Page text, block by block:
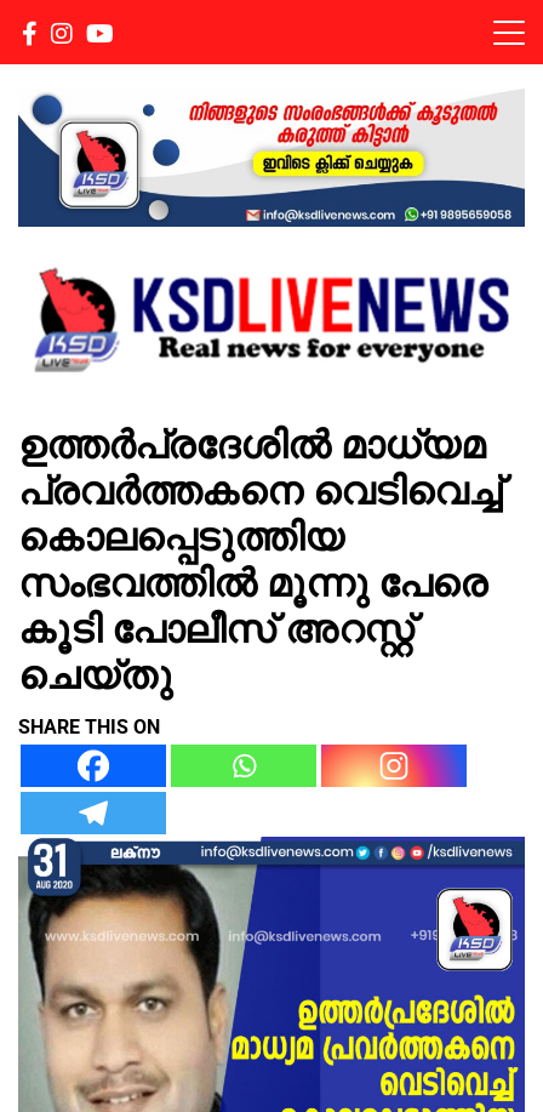
KSDLIVENEWS
ഉത്തർപ്രദേശിൽ മാധ്യമ
പ്രവർത്തകനെ വെടിവെച്ച്
കൊലപ്പെടുത്തിയ
സംഭവത്തിൽ മൂന്നു പേരെ
കൂടി പോലീസ് അറസ്റ്റ്
ചെയ്തു
SHARE THIS ON